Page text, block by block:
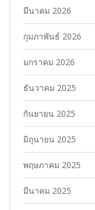
มีนาคม 2026
กุมภาพันธ์ 2026
มกราคม 2026
ธันวาคม 2025
กันยายน 2025
มิถุนายน 2025
พฤษภาคม 2025
มีนาคม 2025